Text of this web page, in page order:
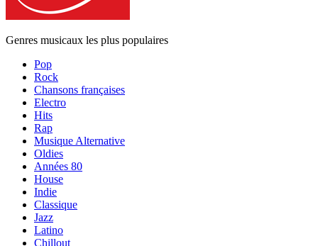
Genres musicaux les plus populaires
Pop
Rock
Chansons françaises
Electro
Hits
Rap
Musique Alternative
Oldies
Années 80
House
Indie
Classique
Jazz
Latino
Chillout